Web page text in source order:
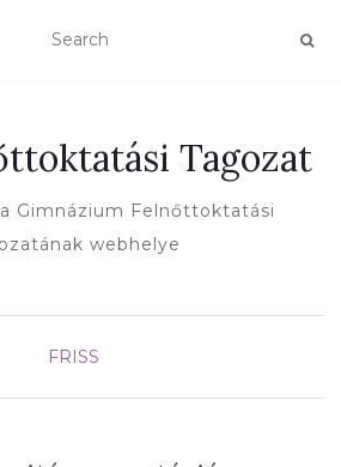
Tagozat
Gimnázium Felnőttoktatási
webhelye
FRISS